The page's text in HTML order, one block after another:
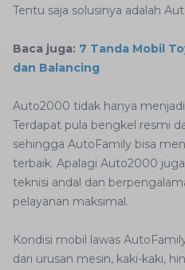
Tentu saja solusinya adalah
Baca juga: 7 Tanda Mobil
dan Balancing
Auto2000 tidak hanya
Terdapat pula bengkel resmi
sehingga AutoFamily bisa
terbaik. Apalagi Auto2000
teknisi andal dan
pelayanan maksimal.
Kondisi mobil lawas
dari urusan mesin, kaki-kaki,